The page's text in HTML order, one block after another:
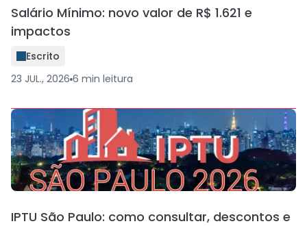
Salário Mínimo: novo valor de R$ 1.621 e
impactos
Escrito
23 JUL., 2026 6 min leitura
IPTU São Paulo: como consultar, descontos e